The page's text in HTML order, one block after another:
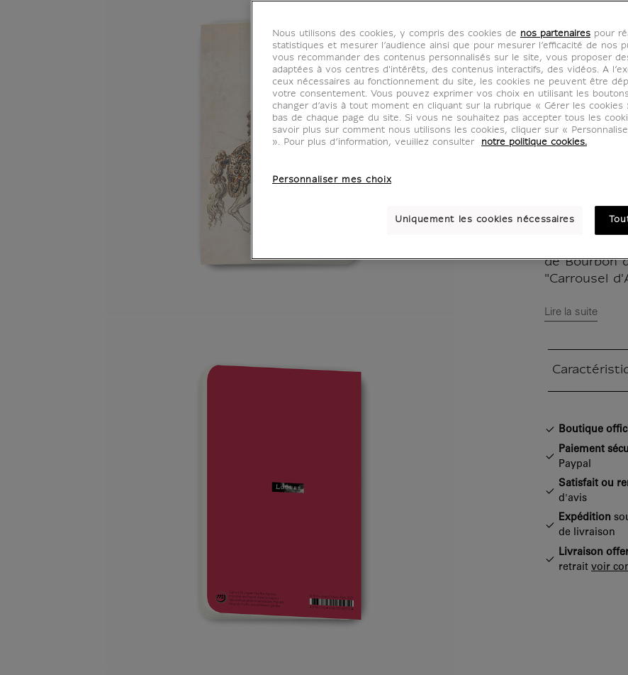
-
IP161233
Ce carnet a
l'exposition
costumes
Rothschild"
octobre
Costume de
de Bourbon
"Carrousel
Lire la suite
Boutique
Paiement
Paypal
Satisfait ou
d'avis
Expédition
de livraison
Livraison
retrait voir
Nous utilisons des cookies, y compris des cookies de nos partenaires pour
statistiques et mesurer l’audience ainsi que pour mesurer l’efficacité de nos
vous recommander des contenus personnalisés sur le site, vous proposer
adaptées à vos centres d'intérêts, des contenus interactifs, des vidéos. A
ceux nécessaires au fonctionnement du site, les cookies ne peuvent être
votre consentement. Vous pouvez exprimer vos choix en utilisant les
changer d’avis à tout moment en cliquant sur la rubrique « Gérer les cookies
bas de chaque page du site. Si vous ne souhaitez pas accepter tous les
savoir plus sur comment nous utilisons les cookies, cliquer sur «
». Pour plus d’information, veuillez consulter
notre politique cookies.
Personnaliser mes choix
Uniquement les cookies nécessaires